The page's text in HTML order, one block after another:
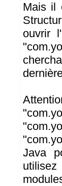
Mais il
ouvrir
Java